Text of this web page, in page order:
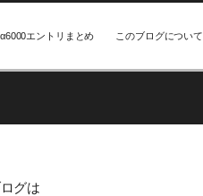
α6000エントリまとめ このブログについて
グは